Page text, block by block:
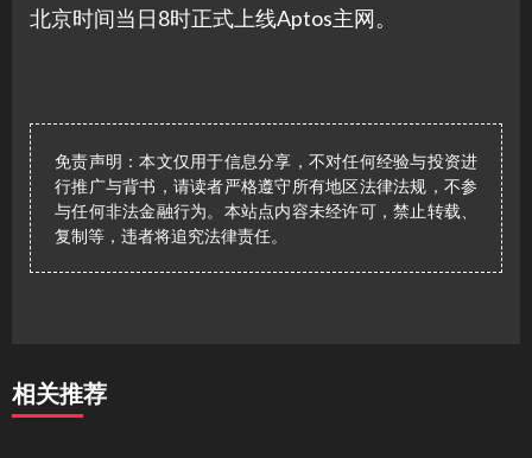
北京时间当日8时正式上线Aptos主网。
免责声明：本文仅用于信息分享，不对任何经验与投资进
行推广与背书，请读者严格遵守所有地区法律法规，不参
与任何非法金融行为。本站点内容未经许可，禁止转载、
复制等，违者将追究法律责任。
相关推荐